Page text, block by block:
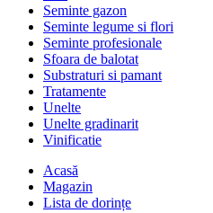
Seminte gazon
Seminte legume si flori
Seminte profesionale
Sfoara de balotat
Substraturi si pamant
Tratamente
Unelte
Unelte gradinarit
Vinificatie
Acasă
Magazin
Lista de dorințe